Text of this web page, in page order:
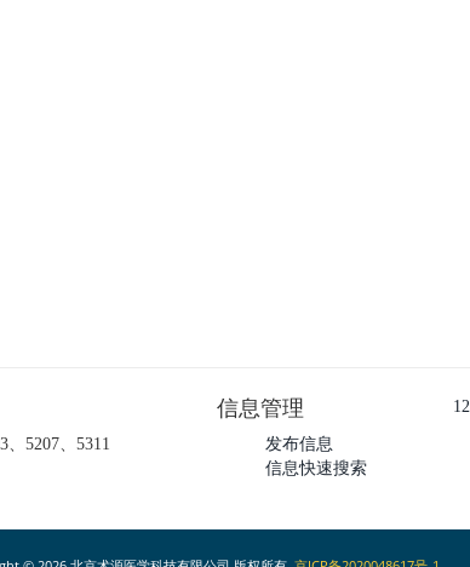
5207、5311
信息管理
发布信息
信息快速搜索